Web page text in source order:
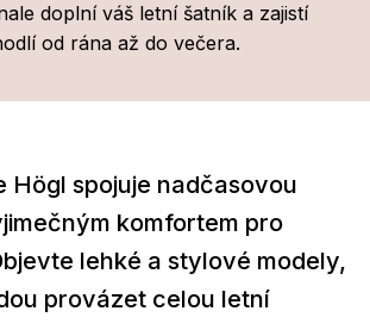
doplní váš letní šatník a zajistí
od rána až do večera.
Högl spojuje nadčasovou
komfortem pro
lehké a stylové modely,
provázet celou letní